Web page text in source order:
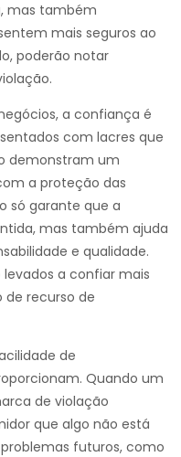
mas também
mais seguros ao
poderão notar
a confiança é
com lacres que
demonstram um
a proteção das
só garante que a
mas também ajuda
e qualidade.
a confiar mais
recurso de
de
Quando um
de violação
que algo não está
futuros, como